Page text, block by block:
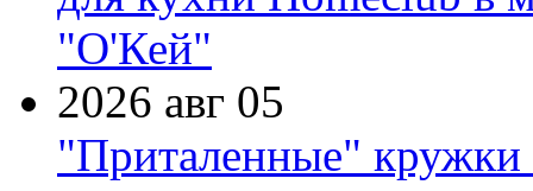
"О'Кей"
2026 авг 05
"Приталенные" кружки